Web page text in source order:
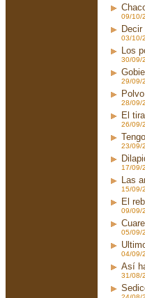
09/10/
03/10/
Los
30/09/
29/09/
28/09/
El
26/09/
23/09/
17/09/
Las
15/09/
El
09/09/
05/09/
04/09/
Así
31/08/